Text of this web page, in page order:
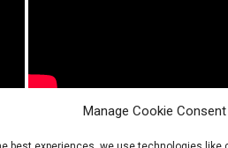
Manage Cookie Consent